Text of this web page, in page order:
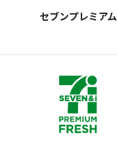
セブンプレミアム